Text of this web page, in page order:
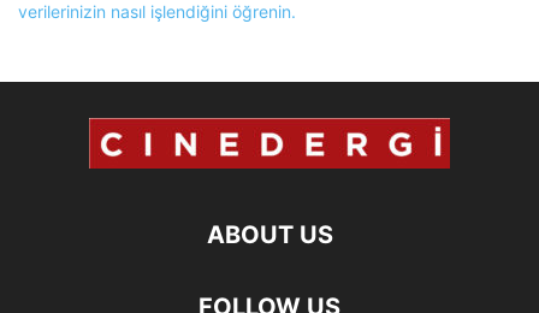
verilerinizin nasıl işlendiğini öğrenin.
ABOUT US
FOLLOW US